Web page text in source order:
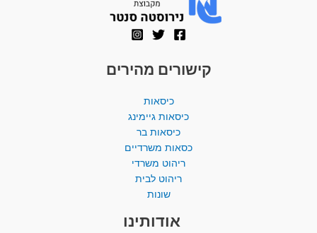
קישורים מהירים
כיסאות
כיסאות גיימינג
כיסאות בר
כסאות משרדיים
ריהוט משרדי
ריהוט לבית
שונות
אודותינו